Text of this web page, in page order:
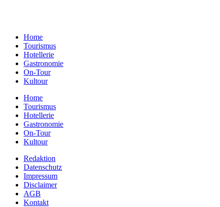
Home
Tourismus
Hotellerie
Gastronomie
On-Tour
Kultour
Home
Tourismus
Hotellerie
Gastronomie
On-Tour
Kultour
Redaktion
Datenschutz
Impressum
Disclaimer
AGB
Kontakt